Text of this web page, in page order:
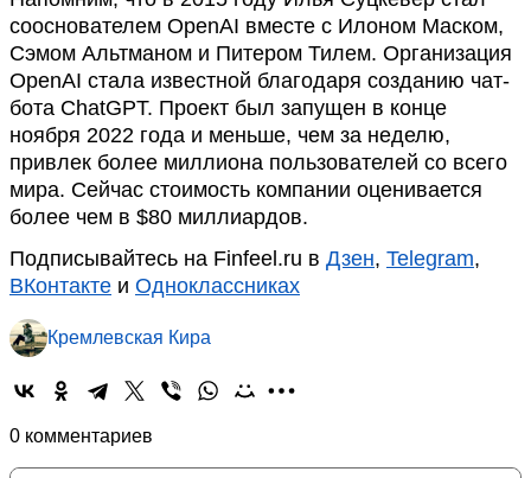
сооснователем OpenAI вместе с Илоном Маском,
Сэмом Альтманом и Питером Тилем. Организация
OpenAI стала известной благодаря созданию чат-
бота ChatGPT. Проект был запущен в конце
ноября 2022 года и меньше, чем за неделю,
привлек более миллиона пользователей со всего
мира. Сейчас стоимость компании оценивается
более чем в $80 миллиардов.
Подписывайтесь на Finfeel.ru в Дзен, Telegram,
ВКонтакте и Одноклассниках
Кремлевская Кира
0 комментариев